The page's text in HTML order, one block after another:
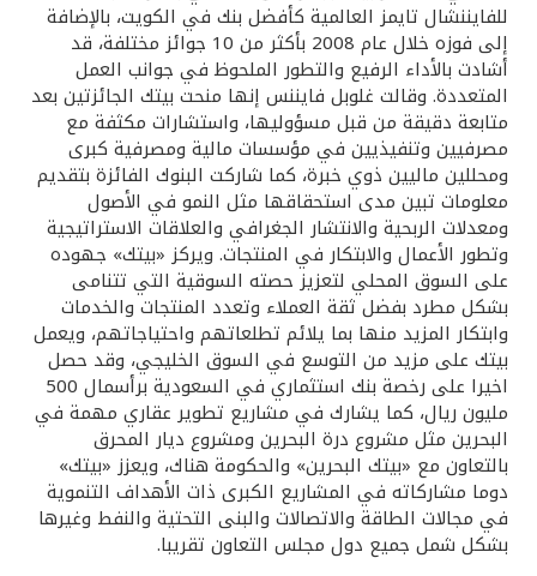
للفايننشال تايمز العالمية كأفضل بنك في الكويت، بالإضافة
إلى فوزه خلال عام 2008 بأكثر من 10 جوائز مختلفة، قد
أشادت بالأداء الرفيع والتطور الملحوظ في جوانب العمل
المتعددة. وقالت غلوبل فايننس إنها منحت بيتك الجائزتين بعد
متابعة دقيقة من قبل مسؤوليها، واستشارات مكثفة مع
مصرفيين وتنفيذيين في مؤسسات مالية ومصرفية كبرى
ومحللين ماليين ذوي خبرة، كما شاركت البنوك الفائزة بتقديم
معلومات تبين مدى استحقاقها مثل النمو في الأصول
ومعدلات الربحية والانتشار الجغرافي والعلاقات الاستراتيجية
وتطور الأعمال والابتكار في المنتجات. ويركز «بيتك» جهوده
على السوق المحلي لتعزيز حصته السوقية التي تتنامى
بشكل مطرد بفضل ثقة العملاء وتعدد المنتجات والخدمات
وابتكار المزيد منها بما يلائم تطلعاتهم واحتياجاتهم، ويعمل
بيتك على مزيد من التوسع في السوق الخليجي، وقد حصل
اخيرا على رخصة بنك استثماري في السعودية برأسمال 500
مليون ريال، كما يشارك في مشاريع تطوير عقاري مهمة في
البحرين مثل مشروع درة البحرين ومشروع ديار المحرق
بالتعاون مع «بيتك البحرين» والحكومة هناك، ويعزز «بيتك»
دوما مشاركاته في المشاريع الكبرى ذات الأهداف التنموية
في مجالات الطاقة والاتصالات والبنى التحتية والنفط وغيرها
بشكل شمل جميع دول مجلس التعاون تقريبا.